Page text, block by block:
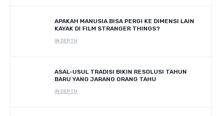
APAKAH MANUSIA BISA PERGI KE DIMENSI LAIN
KAYAK DI FILM STRANGER THINGS?
IN DEPTH
ASAL-USUL TRADISI BIKIN RESOLUSI TAHUN
BARU YANG JARANG ORANG TAHU
IN DEPTH